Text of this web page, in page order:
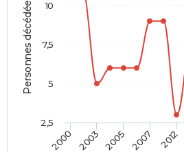
Personnes décédées
2000 2003 2005 2007 2012
2,5
5
7,5
10